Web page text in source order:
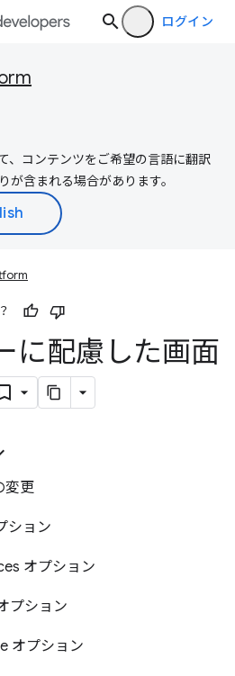
ログイン
、コンテンツをご希望の言語に翻訳
が含まれる場合があります。
に配慮した画面
変更
ション
オプション
プション
オプション